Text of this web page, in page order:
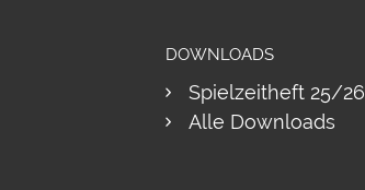
DOWNLOADS
Spielzeitheft 25/26
Alle Downloads